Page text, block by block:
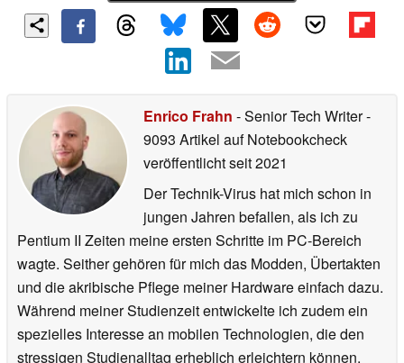
Enrico Frahn - Senior Tech Writer-
9093 Artikel auf Notebookcheck
veröffentlichtseit 2021
Der Technik-Virus hat mich schon in
jungen Jahren befallen, als ich zu
Pentium II Zeiten meine ersten Schritte im PC-Bereich
wagte. Seither gehören für mich das Modden, Übertakten
und die akribische Pflege meiner Hardware einfach dazu.
Während meiner Studienzeit entwickelte ich zudem ein
spezielles Interesse an mobilen Technologien, die den
stressigen Studienalltag erheblich erleichtern können.